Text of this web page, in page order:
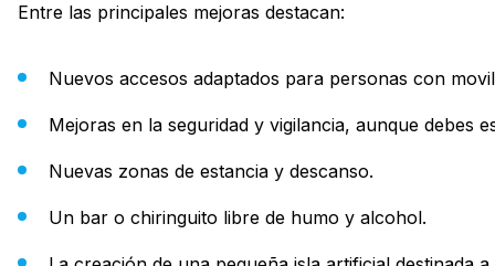
Entre las principales mejoras destacan:
Nuevos accesos adaptados para personas con
Mejoras en la seguridad y vigilancia, aunque debes
Nuevas zonas de estancia y descanso.
Un bar o chiringuito libre de humo y alcohol.